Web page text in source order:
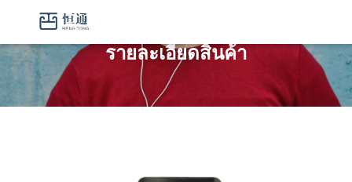
รายละเอียดสินค้า